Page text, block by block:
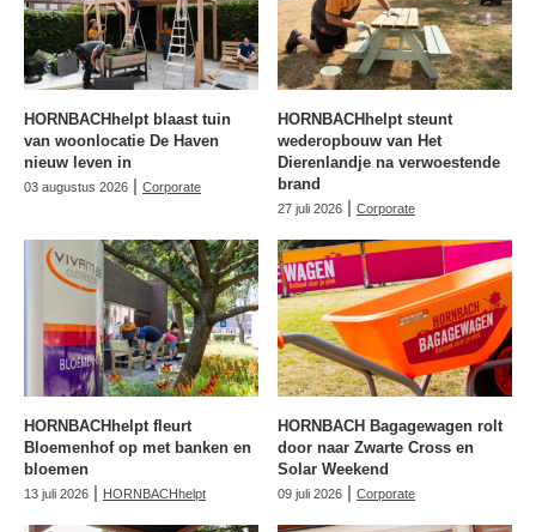
HORNBACHhelpt blaast tuin
van woonlocatie De Haven
nieuw leven in
03 augustus 2026 | Corporate
HORNBACHhelpt steunt
wederopbouw van Het
Dierenlandje na verwoestende
brand
27 juli 2026 | Corporate
HORNBACHhelpt fleurt
Bloemenhof op met banken en
bloemen
13 juli 2026 | HORNBACHhelpt
HORNBACH Bagagewagen rolt
door naar Zwarte Cross en
Solar Weekend
09 juli 2026 | Corporate